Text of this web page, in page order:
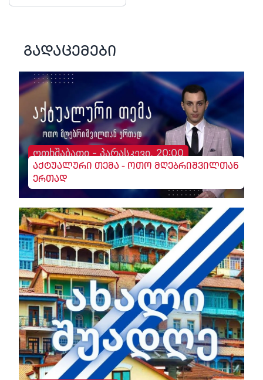
გადაცემები
ოთხშაბათი - პარასკევი, 20:00
აქტუალური თემა - ოთო მღებრიშვილთან
ერთად